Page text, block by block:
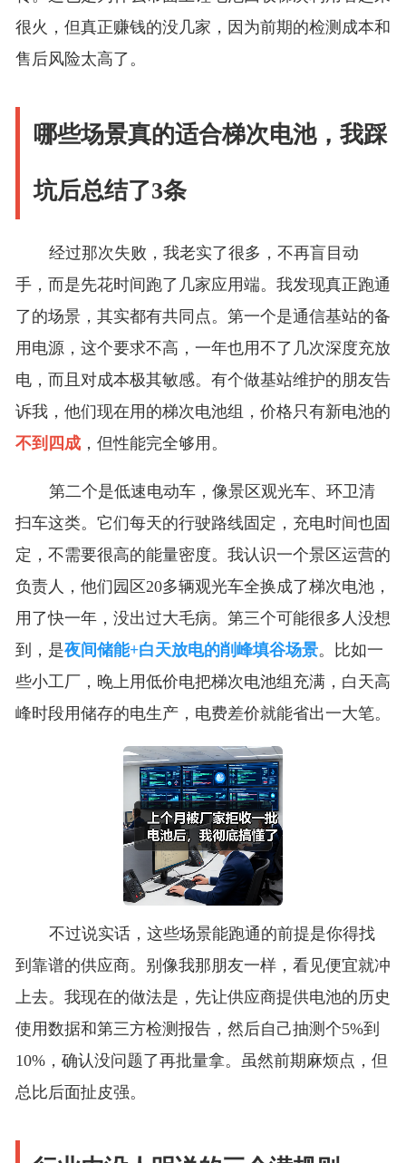
很火，但真正赚钱的没几家，因为前期的检测成本和
售后风险太高了。
哪些场景真的适合梯次电池，我踩
坑后总结了3条
经过那次失败，我老实了很多，不再盲目动
手，而是先花时间跑了几家应用端。我发现真正跑通
了的场景，其实都有共同点。第一个是通信基站的备
用电源，这个要求不高，一年也用不了几次深度充放
电，而且对成本极其敏感。有个做基站维护的朋友告
诉我，他们现在用的梯次电池组，价格只有新电池的
不到四成，但性能完全够用。
第二个是低速电动车，像景区观光车、环卫清
扫车这类。它们每天的行驶路线固定，充电时间也固
定，不需要很高的能量密度。我认识一个景区运营的
负责人，他们园区20多辆观光车全换成了梯次电池，
用了快一年，没出过大毛病。第三个可能很多人没想
到，是夜间储能+白天放电的削峰填谷场景。比如一
些小工厂，晚上用低价电把梯次电池组充满，白天高
峰时段用储存的电生产，电费差价就能省出一大笔。
不过说实话，这些场景能跑通的前提是你得找
到靠谱的供应商。别像我那朋友一样，看见便宜就冲
上去。我现在的做法是，先让供应商提供电池的历史
使用数据和第三方检测报告，然后自己抽测个5%到
10%，确认没问题了再批量拿。虽然前期麻烦点，但
总比后面扯皮强。